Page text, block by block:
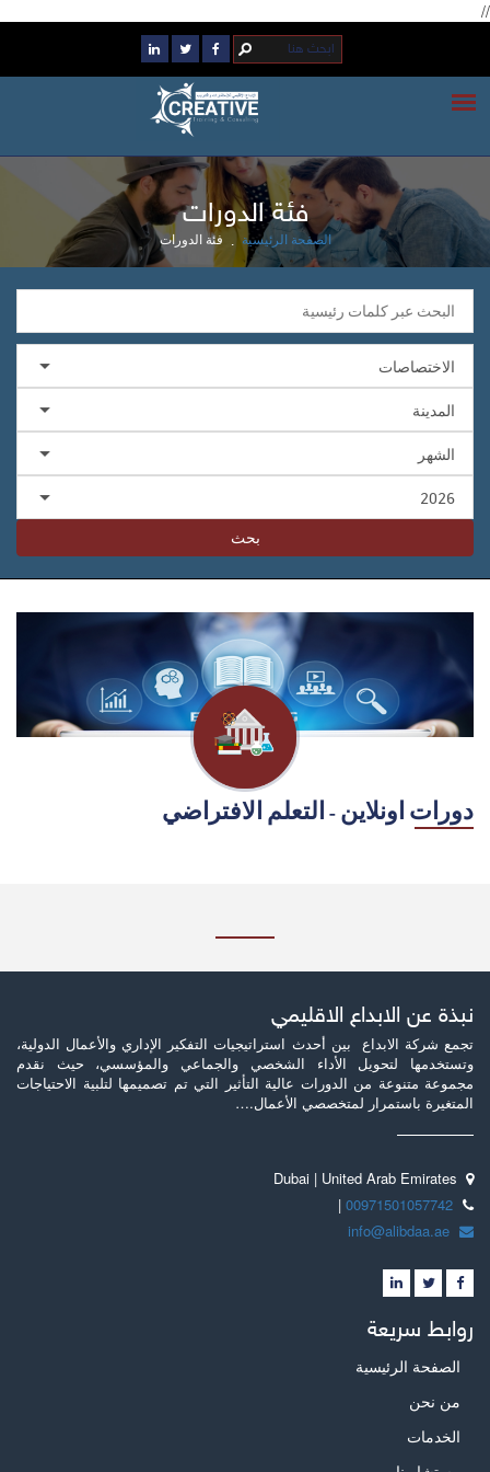
//
فئة الدورات
الصفحة الرئيسية فئة الدورات
بحث
دورات اونلاين - التعلم الافتراضي
نبذة عن الابداع الاقليمي
تجمع شركة الابداع بين أحدث استراتيجيات التفكير الإداري والأعمال الدولية،
وتستخدمها لتحويل الأداء الشخصي والجماعي والمؤسسي، حيث نقدم
مجموعة متنوعة من الدورات عالية التأثير التي تم تصميمها لتلبية الاحتياجات
المتغيرة باستمرار لمتخصصي الأعمال.…
Dubai | United Arab Emirates
|
روابط سريعة
الصفحة الرئيسية
من نحن
الخدمات